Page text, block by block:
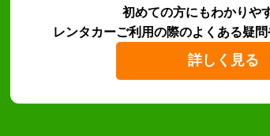
初めての方にもわかりや
レンタカーご利用の際のよくある疑問
詳しく見る